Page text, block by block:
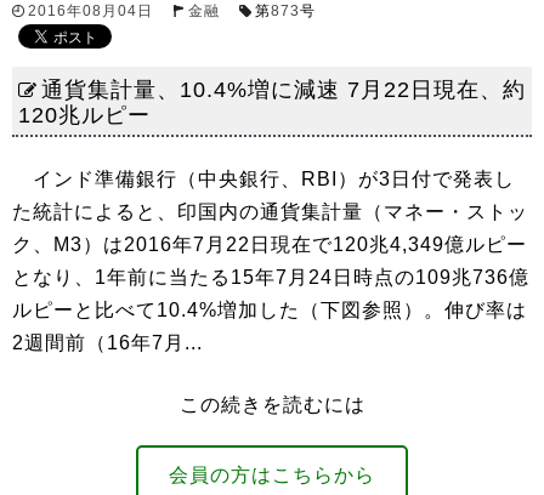
2016年08月04日 金融 第873号
通貨集計量、10.4%増に減速 7月22日現在、約
120兆ルピー
インド準備銀行（中央銀行、RBI）が3日付で発表し
た統計によると、印国内の通貨集計量（マネー・ストッ
ク、M3）は2016年7月22日現在で120兆4,349億ルピー
となり、1年前に当たる15年7月24日時点の109兆736億
ルピーと比べて10.4%増加した（下図参照）。伸び率は
2週間前（16年7月...
この続きを読むには
会員の方はこちらから